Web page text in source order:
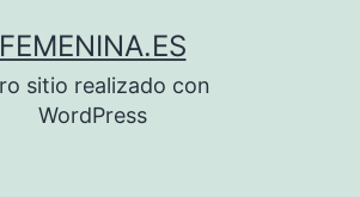
FEMENINA.ES
sitio realizado con
WordPress